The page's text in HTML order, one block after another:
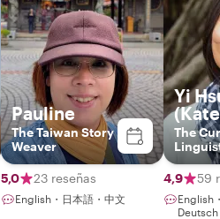
Pauline
The Taiwan Story
Weaver
5,0 23 reseñas
English・日本語・中文
Yi
The
4,9 59
English